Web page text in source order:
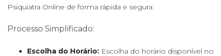
Psiquiatra Online de forma rápida e segura:
Processo Simplificado:
Escolha do Horário: Escolha do horário disponível no